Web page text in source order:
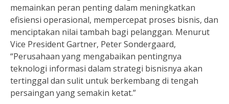
memainkan peran penting dalam meningkatkan
efisiensi operasional, mempercepat proses bisnis, dan
menciptakan nilai tambah bagi pelanggan. Menurut
Vice President Gartner, Peter Sondergaard,
“Perusahaan yang mengabaikan pentingnya
teknologi informasi dalam strategi bisnisnya akan
tertinggal dan sulit untuk berkembang di tengah
persaingan yang semakin ketat.”